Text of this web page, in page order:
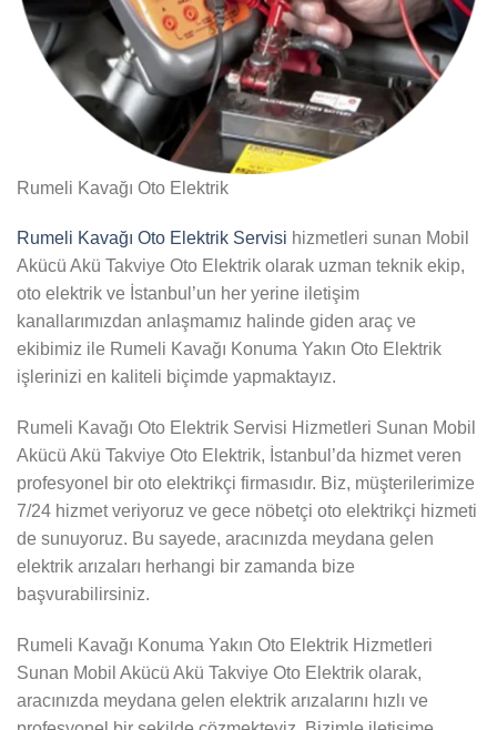
Rumeli Kavağı Oto Elektrik
Rumeli Kavağı Oto Elektrik Servisi hizmetleri sunan Mobil
Akücü Akü Takviye Oto Elektrik olarak uzman teknik ekip,
oto elektrik ve İstanbul’un her yerine iletişim
kanallarımızdan anlaşmamız halinde giden araç ve
ekibimiz ile Rumeli Kavağı Konuma Yakın Oto Elektrik
işlerinizi en kaliteli biçimde yapmaktayız.
Rumeli Kavağı Oto Elektrik Servisi Hizmetleri Sunan Mobil
Akücü Akü Takviye Oto Elektrik, İstanbul’da hizmet veren
profesyonel bir oto elektrikçi firmasıdır. Biz, müşterilerimize
7/24 hizmet veriyoruz ve gece nöbetçi oto elektrikçi hizmeti
de sunuyoruz. Bu sayede, aracınızda meydana gelen
elektrik arızaları herhangi bir zamanda bize
başvurabilirsiniz.
Rumeli Kavağı Konuma Yakın Oto Elektrik Hizmetleri
Sunan Mobil Akücü Akü Takviye Oto Elektrik olarak,
aracınızda meydana gelen elektrik arızalarını hızlı ve